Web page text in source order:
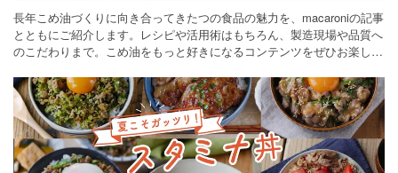
長年こめ油づくりに向き合ってきたつの食品の魅力を、macaroniの記事
とともにご紹介します。レシピや活用術はもちろん、製造現場や品質へ
のこだわりまで。こめ油をもっと好きになるコンテンツをぜひお楽しみ